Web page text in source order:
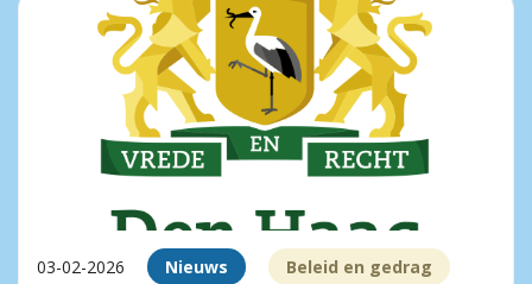
03-02-2026 Nieuws Beleid en gedrag